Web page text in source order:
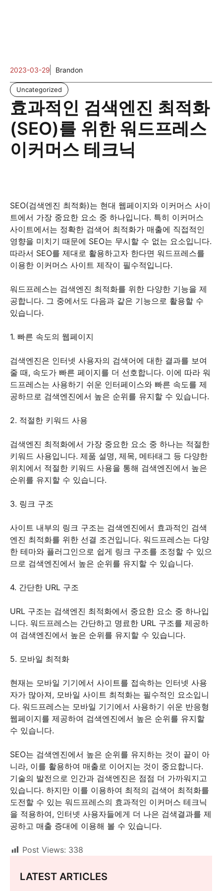
2023-03-29 Brandon
Uncategorized
효과적인 검색엔진 최적화
(SEO)를 위한 워드프레스
이커머스 테크닉
SEO(검색엔진 최적화)는 현대 웹페이지와 이커머스 사이
트에서 가장 중요한 요소 중 하나입니다. 특히 이커머스
사이트에서는 정확한 검색어 최적화가 매출에 직접적인
영향을 미치기 때문에 SEO는 무시할 수 없는 요소입니다.
따라서 SEO를 제대로 활용하고자 한다면 워드프레스를
이용한 이커머스 사이트 제작이 필수적입니다.
워드프레스는 검색엔진 최적화를 위한 다양한 기능을 제
공합니다. 그 중에서도 다음과 같은 기능으로 활용할 수
있습니다.
1. 빠른 속도의 웹페이지
검색엔진은 인터넷 사용자의 검색어에 대한 결과를 보여
줄 때, 속도가 빠른 페이지를 더 선호합니다. 이에 따라 워
드프레스는 사용하기 쉬운 인터페이스와 빠른 속도를 제
공하므로 검색엔진에서 높은 순위를 유지할 수 있습니다.
2. 적절한 키워드 사용
검색엔진 최적화에서 가장 중요한 요소 중 하나는 적절한
키워드 사용입니다. 제품 설명, 제목, 메타태그 등 다양한
위치에서 적절한 키워드 사용을 통해 검색엔진에서 높은
순위를 유지할 수 있습니다.
3. 링크 구조
사이트 내부의 링크 구조는 검색엔진에서 효과적인 검색
엔진 최적화를 위한 선결 조건입니다. 워드프레스는 다양
한 테마와 플러그인으로 쉽게 링크 구조를 조정할 수 있으
므로 검색엔진에서 높은 순위를 유지할 수 있습니다.
4. 간단한 URL 구조
URL 구조는 검색엔진 최적화에서 중요한 요소 중 하나입
니다. 워드프레스는 간단하고 명료한 URL 구조를 제공하
여 검색엔진에서 높은 순위를 유지할 수 있습니다.
5. 모바일 최적화
현재는 모바일 기기에서 사이트를 접속하는 인터넷 사용
자가 많아져, 모바일 사이트 최적화는 필수적인 요소입니
다. 워드프레스는 모바일 기기에서 사용하기 쉬운 반응형
웹페이지를 제공하여 검색엔진에서 높은 순위를 유지할
수 있습니다.
SEO는 검색엔진에서 높은 순위를 유지하는 것이 끝이 아
니라, 이를 활용하여 매출로 이어지는 것이 중요합니다.
기술의 발전으로 인간과 검색엔진은 점점 더 가까워지고
있습니다. 하지만 이를 이용하여 최적의 검색어 최적화를
도전할 수 있는 워드프레스의 효과적인 이커머스 테크닉
을 적용하여, 인터넷 사용자들에게 더 나은 검색결과를 제
공하고 매출 증대에 이용해 볼 수 있습니다.
Post Views: 338
LATEST ARTICLES